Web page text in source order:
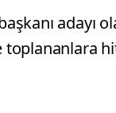
adayı
toplananlara